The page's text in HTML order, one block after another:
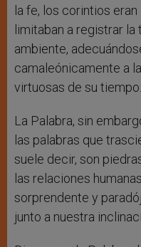
la fe, los corintios
limitaban a registrar
ambiente,
camaleónicamente a
virtuosas de su tiempo.
La Palabra, sin
las palabras que
suele decir, son
las relaciones
sorprendente y
junto a nuestra